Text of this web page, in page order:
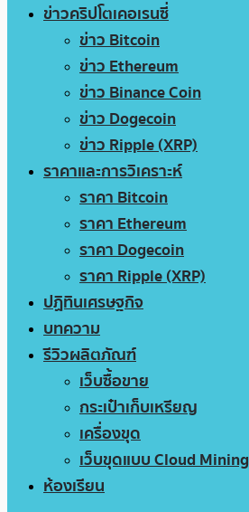
ข่าวคริปโตเคอเรนซี่
ข่าว Bitcoin
ข่าว Ethereum
ข่าว Binance Coin
ข่าว Dogecoin
ข่าว Ripple (XRP)
ราคาและการวิเคราะห์
ราคา Bitcoin
ราคา Ethereum
ราคา Dogecoin
ราคา Ripple (XRP)
ปฏิทินเศรษฐกิจ
บทความ
รีวิวผลิตภัณฑ์
เว็บซื้อขาย
กระเป๋าเก็บเหรียญ
เครื่องขุด
เว็บขุดแบบ Cloud Mining
ห้องเรียน